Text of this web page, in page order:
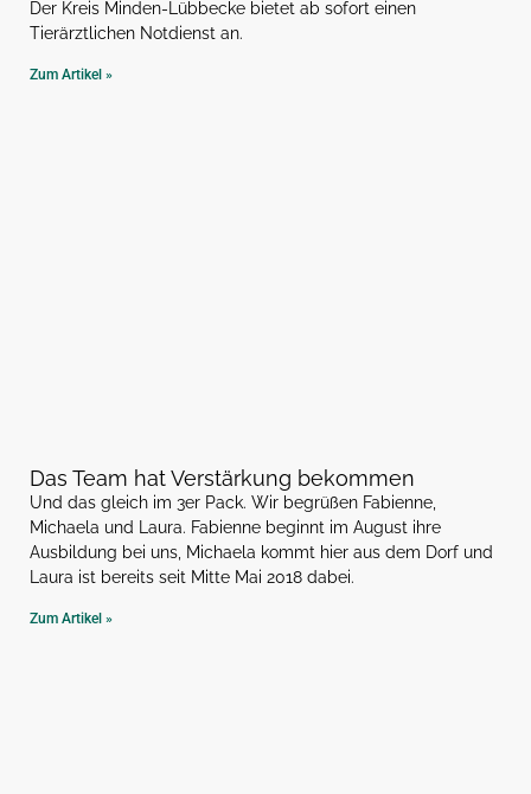
Der Kreis Minden-Lübbecke bietet ab sofort einen
Tierärztlichen Notdienst an.
Zum Artikel »
Das Team hat Verstärkung bekommen
Und das gleich im 3er Pack. Wir begrüßen Fabienne,
Michaela und Laura. Fabienne beginnt im August ihre
Ausbildung bei uns, Michaela kommt hier aus dem Dorf und
Laura ist bereits seit Mitte Mai 2018 dabei.
Zum Artikel »